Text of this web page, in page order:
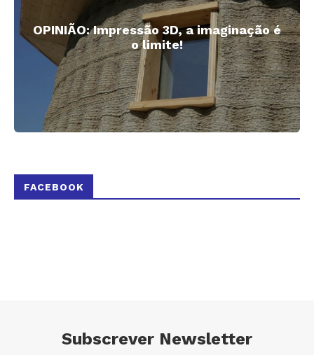
OPINIÃO: Impressão 3D, a imaginação é
o limite!
FACEBOOK
Subscrever Newsletter